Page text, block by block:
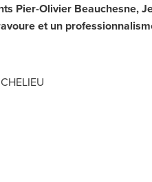
Pier-Olivier Beauchesne,
et un